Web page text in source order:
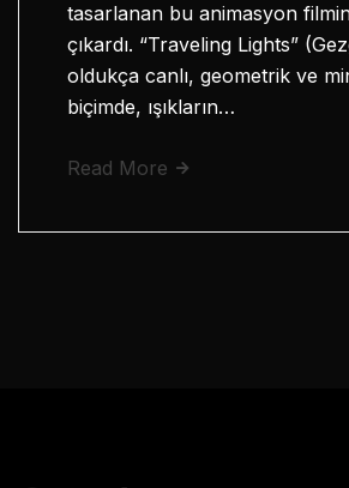
tasarlanan bu animasyon
çıkardı. “Traveling Lights”
oldukça canlı, geometrik ve
biçimde, ışıkların…
Read More